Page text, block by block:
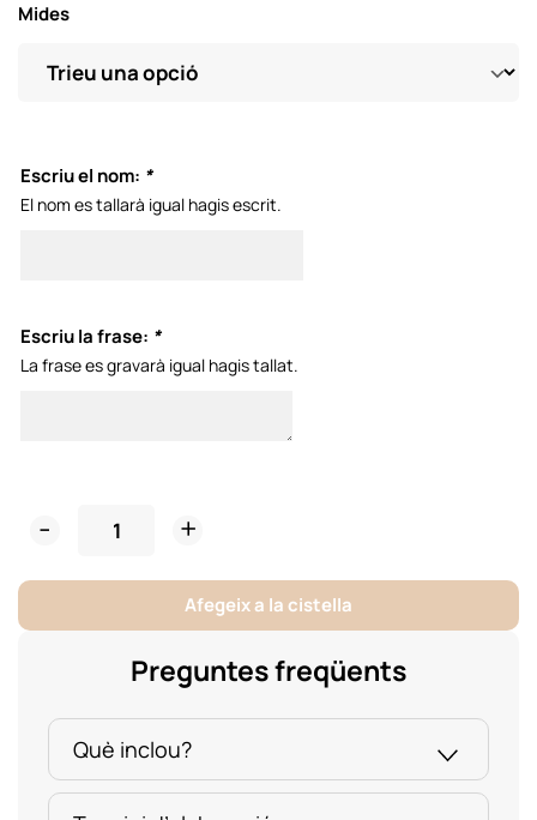
Mides
Escriu el nom: *
El nom es tallarà igual hagis escrit.
Escriu la frase: *
La frase es gravarà igual hagis tallat.
Fusta
Afegeix a la cistella
Preguntes freqüents
Què inclou?